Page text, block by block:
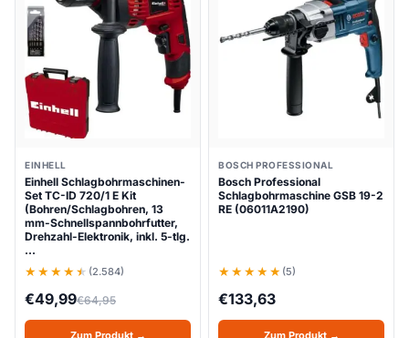
EINHELL
Einhell Schlagbohrmaschinen-
Set TC-ID 720/1 E Kit
(Bohren/Schlagbohren, 13
mm-Schnellspannbohrfutter,
Drehzahl-Elektronik, inkl. 5-tlg.
…
(2.584)
€49,99€64,95
Zum Produkt →
BOSCH PROFESSIONAL
Bosch Professional
Schlagbohrmaschine GSB 19-2
RE (06011A2190)
(5)
€133,63
Zum Produkt →